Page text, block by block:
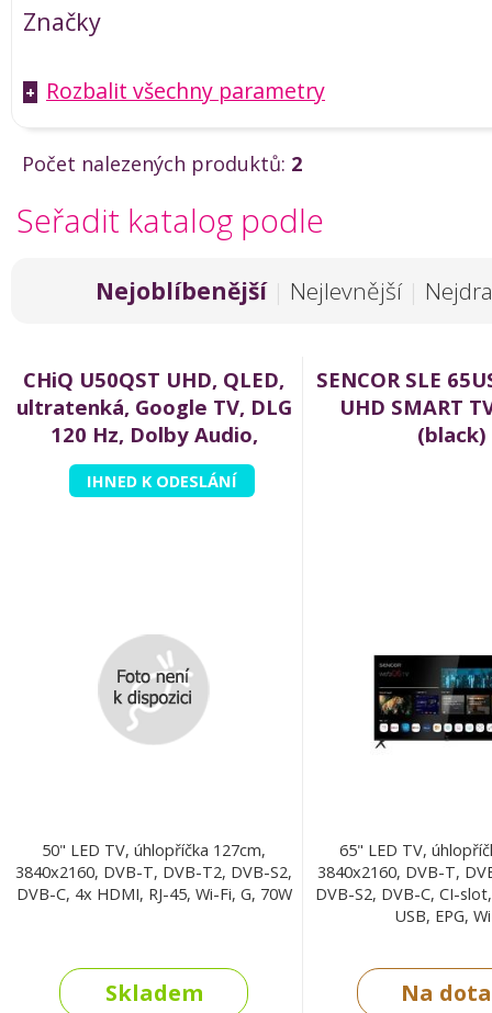
Značky
+ Rozbalit všechny parametry
Počet nalezených produktů: 2
Seřadit katalog podle
Nejoblíbenější | Nejlevnější |
CHiQ U50QST UHD, QLED,
ultratenká, Google TV, DLG
120 Hz, Dolby Audio,
Frameless, metalická
IHNED K ODESLÁNÍ
50" LED TV, úhlopříčka 127cm,
3840x2160, DVB-T, DVB-T2, DVB-S2,
DVB-C, 4x HDMI, RJ-45, Wi-Fi, G, 70W
Skladem
SENCOR SLE
UHD SMART
(black)
65" LED TV,
3840x2160, DVB-T,
DVB-S2, DVB-C, CI-
USB, EPG,
Na